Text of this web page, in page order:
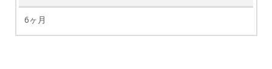
6ヶ月